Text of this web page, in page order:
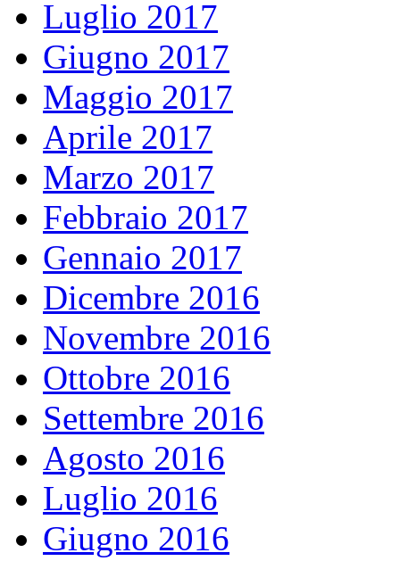
Luglio 2017
Giugno 2017
Maggio 2017
Aprile 2017
Marzo 2017
Febbraio 2017
Gennaio 2017
Dicembre 2016
Novembre 2016
Ottobre 2016
Settembre 2016
Agosto 2016
Luglio 2016
Giugno 2016